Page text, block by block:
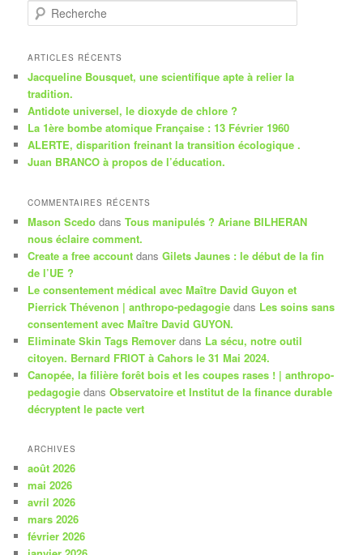
e
h
r
c
h
e
ARTICLES RÉCENTS
Jacqueline Bousquet, une scientifique apte à relier la
tradition.
Antidote universel, le dioxyde de chlore ?
La 1ère bombe atomique Française : 13 Février 1960
ALERTE, disparition freinant la transition écologique .
Juan BRANCO à propos de l’éducation.
COMMENTAIRES RÉCENTS
Mason Scedo dansTous manipulés ? Ariane BILHERAN
nous éclaire comment.
Create a free account dansGilets Jaunes : le début de la fin
de l’UE ?
Le consentement médical avec Maître David Guyon et
Pierrick Thévenon | anthropo-pedagogie dans Les soins sans
consentement avec Maître David GUYON.
Eliminate Skin Tags Remover dans La sécu, notre outil
citoyen. Bernard FRIOT à Cahors le 31 Mai 2024.
Canopée, la filière forêt bois et les coupes rases ! | anthropo-
pedagogie dansObservatoire et Institut de la finance durable
décryptent le pacte vert
ARCHIVES
août 2026
mai 2026
avril 2026
mars 2026
février 2026